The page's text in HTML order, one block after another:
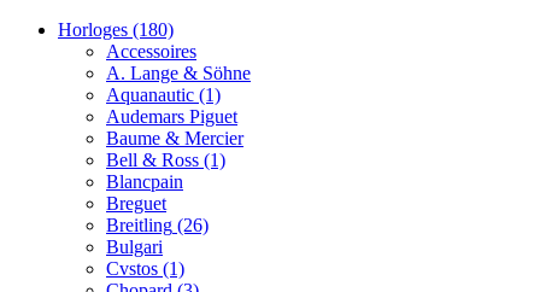
Horloges (180)
Accessoires
A. Lange & Söhne
Aquanautic (1)
Audemars Piguet
Baume & Mercier
Bell & Ross (1)
Blancpain
Breguet
Breitling (26)
Bulgari
Cvstos (1)